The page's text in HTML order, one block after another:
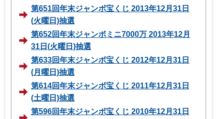
第651回年末ジャンボ宝くじ 2013年12月31日
(火曜日)抽選
第652回年末ジャンボミニ7000万 2013年12月
31日(火曜日)抽選
第633回年末ジャンボ宝くじ 2012年12月31日
(月曜日)抽選
第614回年末ジャンボ宝くじ 2011年12月31日
(土曜日)抽選
第596回年末ジャンボ宝くじ 2010年12月31日